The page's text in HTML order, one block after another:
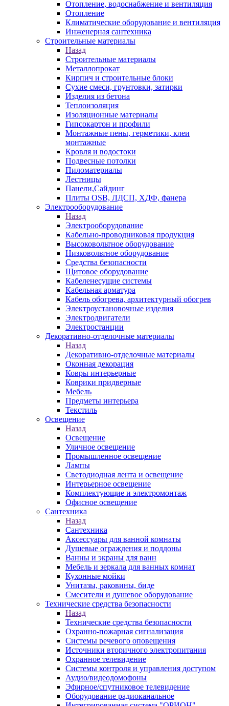
Отопление, водоснабжение и вентиляция
Отопление
Климатические оборудование и вентиляция
Инженерная сантехника
Строительные материалы
Назад
Строительные материалы
Металлопрокат
Кирпич и строительные блоки
Сухие смеси, грунтовки, затирки
Изделия из бетона
Теплоизоляция
Изоляционные материалы
Гипсокартон и профили
Монтажные пены, герметики, клеи
монтажные
Кровля и водостоки
Подвесные потолки
Пиломатериалы
Лестницы
Панели,Сайдинг
Плиты OSB, ЛДСП, ХДФ, фанера
Электрооборудование
Назад
Электрооборудование
Кабельно-проводниковая продукция
Высоковольтное оборудование
Низковольтное оборудование
Средства безопасности
Щитовое оборудование
Кабеленесущие системы
Кабельная арматура
Кабель обогрева, архитектурный обогрев
Электроустановочные изделия
Электродвигатели
Электростанции
Декоративно-отделочные материалы
Назад
Декоративно-отделочные материалы
Оконная декорация
Ковры интерьерные
Коврики придверные
Мебель
Предметы интерьера
Текстиль
Освещение
Назад
Освещение
Уличное освещение
Промышленное освещение
Лампы
Светодиодная лента и освещение
Интерьерное освещение
Комплектующие и электромонтаж
Офисное освещение
Сантехника
Назад
Сантехника
Аксессуары для ванной комнаты
Душевые ограждения и поддоны
Ванны и экраны для ванн
Мебель и зеркала для ванных комнат
Кухонные мойки
Унитазы, раковины, биде
Смесители и душевое оборудование
Технические средства безопасности
Назад
Технические средства безопасности
Охранно-пожарная сигнализация
Системы речевого оповещения
Источники вторичного электропитания
Охранное телевидение
Системы контроля и управления доступом
Аудио/видеодомофоны
Эфирное/спутниковое телевидение
Оборудование радиоканальное